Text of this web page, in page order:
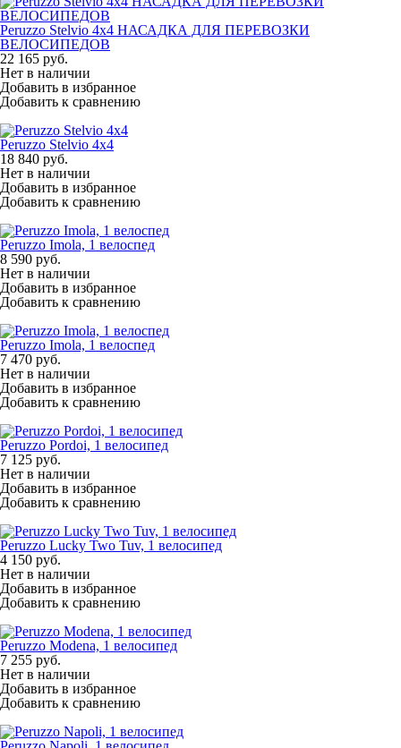
Peruzzo Stelvio 4x4 НАСАДКА ДЛЯ ПЕРЕВОЗКИ
ВЕЛОСИПЕДОВ
22 165 руб.
Нет в наличии
Добавить в избранное
Добавить к сравнению
Peruzzo Stelvio 4x4
18 840 руб.
Нет в наличии
Добавить в избранное
Добавить к сравнению
Peruzzo Imola, 1 велоспед
8 590 руб.
Нет в наличии
Добавить в избранное
Добавить к сравнению
Peruzzo Imola, 1 велоспед
7 470 руб.
Нет в наличии
Добавить в избранное
Добавить к сравнению
Peruzzo Pordoi, 1 велосипед
7 125 руб.
Нет в наличии
Добавить в избранное
Добавить к сравнению
Peruzzo Lucky Two Tuv, 1 велосипед
4 150 руб.
Нет в наличии
Добавить в избранное
Добавить к сравнению
Peruzzo Modena, 1 велосипед
7 255 руб.
Нет в наличии
Добавить в избранное
Добавить к сравнению